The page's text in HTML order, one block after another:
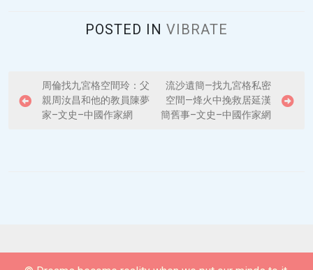
POSTED IN VIBRATE
o
g
周倫找九宮格空間玲：父
親周汝昌和他的教員陳夢
家–文史–中國作家網
流沙遺簡—找九宮格私密
空間—烽火中挽救居延漢
簡舊事–文史–中國作家網